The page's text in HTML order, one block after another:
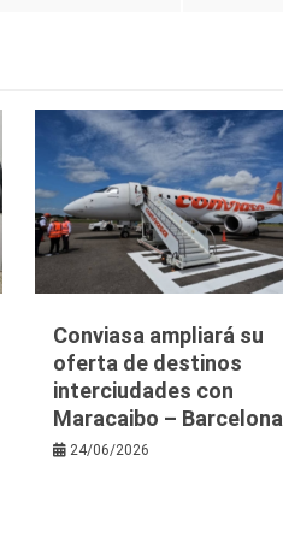
Conviasa ampliará su
oferta de destinos
interciudades con
Maracaibo – Barcelona
24/06/2026